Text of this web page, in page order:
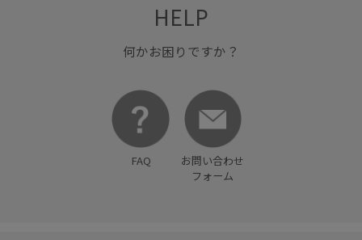
HELP
何かお困りですか？
FAQ
お問い合わせ
フォーム